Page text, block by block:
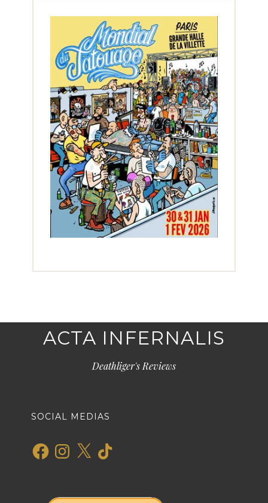
ACTA INFERNALIS
Deathliger's Reviews
SOCIAL MEDIAS
FacebookInstagram
X TikTok